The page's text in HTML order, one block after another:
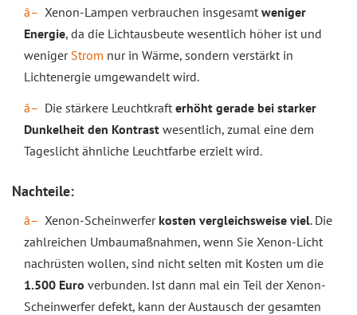
Xenon-Lampen verbrauchen insgesamt weniger
Energie, da die Lichtausbeute wesentlich höher ist und
weniger Strom nur in Wärme, sondern verstärkt in
Lichtenergie umgewandelt wird.
Die stärkere Leuchtkraft erhöht gerade bei starker
Dunkelheit den Kontrast wesentlich, zumal eine dem
Tageslicht ähnliche Leuchtfarbe erzielt wird.
Nachteile:
Xenon-Scheinwerferkosten vergleichsweise viel. Die
zahlreichen Umbaumaßnahmen, wenn Sie Xenon-Licht
nachrüsten wollen, sind nicht selten mit Kosten um die
1.500 Euro verbunden. Ist dann mal ein Teil der Xenon-
Scheinwerfer defekt, kann der Austausch der gesamten